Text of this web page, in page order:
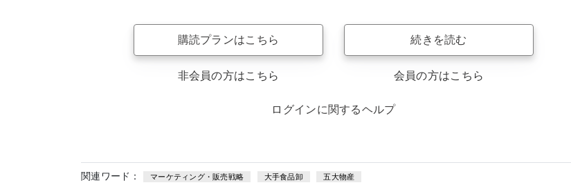
購読プランはこちら
非会員の方はこちら
続きを読む
会員の方はこちら
ログインに関するヘルプ
関連ワード： マーケティング・販売戦略 大手食品卸 五大物産